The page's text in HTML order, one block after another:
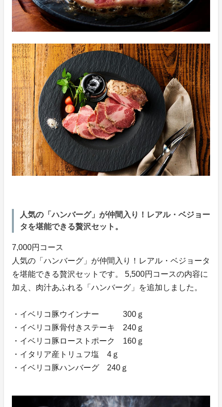
人気の「ハンバーグ」が仲間入り！レアル・ベジョー
タを堪能できる贅沢セット。
7,000円コース
人気の「ハンバーグ」が仲間入り！レアル・ベジョータ
を堪能できる贅沢セットです。 5,500円コースの内容に
加え、肉汁あふれる「ハンバーグ」を追加しました。
・イベリコ豚ウインナー 300ｇ
・イベリコ豚骨付きステーキ 240ｇ
・イベリコ豚ローストポーク 160ｇ
・イタリア産トリュフ塩 4ｇ
・イベリコ豚ハンバーグ 240ｇ